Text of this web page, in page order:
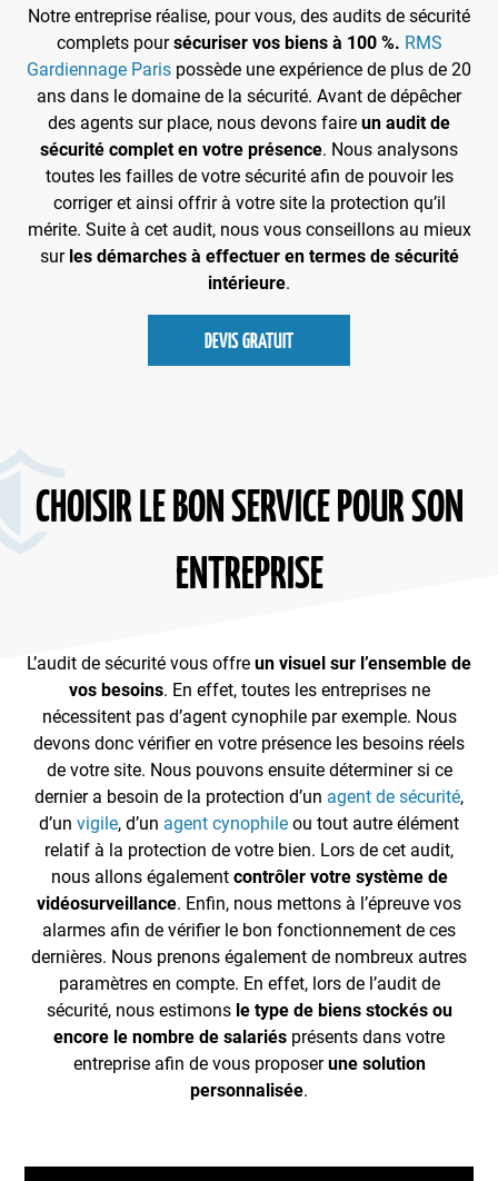
Notre entreprise réalise, pour vous, des audits de sécurité
complets poursécuriser vos biens à 100 %. RMS
Gardiennage Paris possède une expérience de plus de 20
ans dans le domaine de la sécurité. Avant de dépêcher
des agents sur place, nous devons faire un audit de
sécurité complet en votre présence. Nous analysons
toutes les failles de votre sécurité afin de pouvoir les
corriger et ainsi offrir à votre site la protection qu’il
mérite. Suite à cet audit, nous vous conseillons au mieux
sur les démarches à effectuer en termes de sécurité
intérieure.
DEVIS GRATUIT
CHOISIR LE BON SERVICE POUR SON
ENTREPRISE
L’audit de sécurité vous offre un visuel sur l’ensemble de
vos besoins. En effet, toutes les entreprises ne
nécessitent pas d’agent cynophile par exemple. Nous
devons donc vérifier en votre présence les besoins réels
de votre site. Nous pouvons ensuite déterminer si ce
dernier a besoin de la protection d’un agent de sécurité,
d’un vigile, d’un agent cynophile ou tout autre élément
relatif à la protection de votre bien. Lors de cet audit,
nous allons également contrôler votre système de
vidéosurveillance. Enfin, nous mettons à l’épreuve vos
alarmes afin de vérifier le bon fonctionnement de ces
dernières. Nous prenons également de nombreux autres
paramètres en compte. En effet, lors de l’audit de
sécurité, nous estimons le type de biens stockés ou
encore le nombre de salariés présents dans votre
entreprise afin de vous proposerune solution
personnalisée.